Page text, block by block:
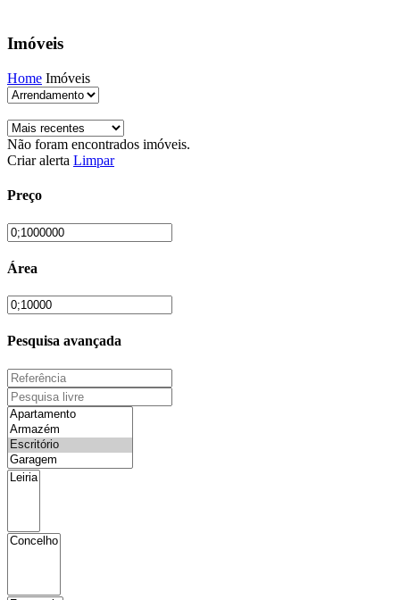
Imóveis
Home Imóveis
Não foram encontrados imóveis.
Criar alerta Limpar
Preço
Área
Pesquisa avançada